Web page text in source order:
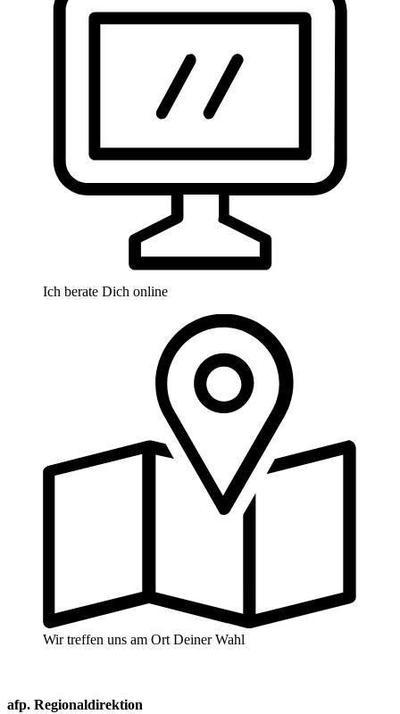
Ich berate Dich online
Wir treffen uns am Ort Deiner Wahl
afp. Regionaldirektion